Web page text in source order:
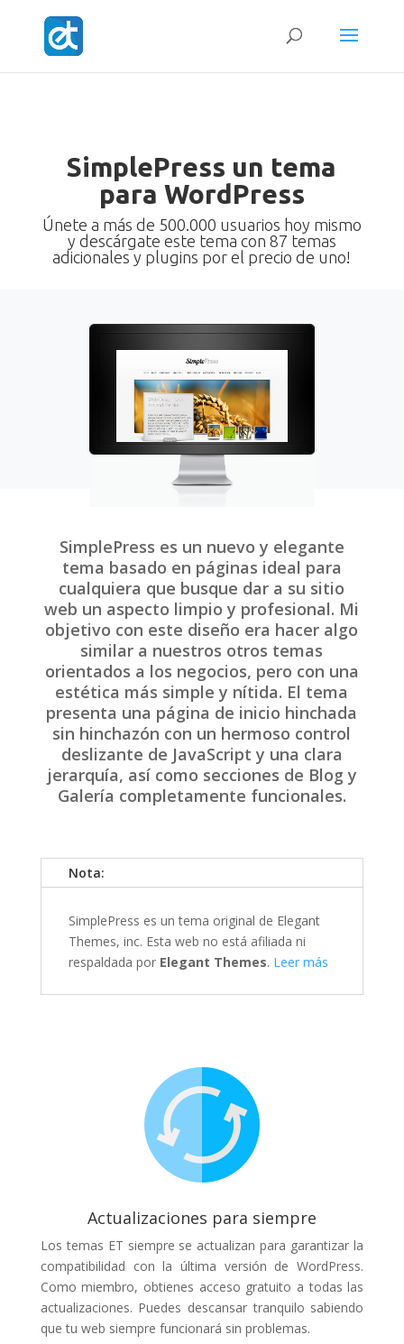
SimplePress un tema
para WordPress
Únete a más de 500.000 usuarios hoy mismo
y descárgate este tema con 87 temas
adicionales y plugins por el precio de uno!
SimplePress es un nuevo y elegante
tema basado en páginas ideal para
cualquiera que busque dar a su sitio
web un aspecto limpio y profesional. Mi
objetivo con este diseño era hacer algo
similar a nuestros otros temas
orientados a los negocios, pero con una
estética más simple y nítida. El tema
presenta una página de inicio hinchada
sin hinchazón con un hermoso control
deslizante de JavaScript y una clara
jerarquía, así como secciones de Blog y
Galería completamente funcionales.
Nota:
SimplePress es un tema original de Elegant
Themes, inc. Esta web no está afiliada ni
respaldada por Elegant Themes. Leer más
Actualizaciones para siempre
Los temas ET siempre se actualizan para garantizar la
compatibilidad con la última versión de WordPress.
Como miembro, obtienes acceso gratuito a todas las
actualizaciones. Puedes descansar tranquilo sabiendo
que tu web siempre funcionará sin problemas.